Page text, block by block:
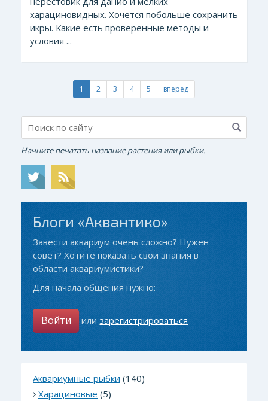
харациновидных. Хочется побольше сохранить
икры. Какие есть проверенные методы и
условия ...
1 2 3 4 5 вперед
Начните печатать название растения или рыбки.
Блоги «Аквантико»
Завести аквариум очень сложно? Нужен
совет? Хотите показать свои знания в
области аквариумистики?
Для начала общения нужно:
Войти илизарегистрироваться
Аквариумные рыбки (140)
Харациновые (5)